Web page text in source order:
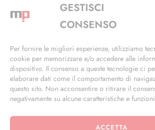
GESTISCI
CONSENSO
Per fornire le migliori esperienze, utilizziamo
cookie per memorizzare e/o accedere alle
dispositivo. Il consenso a queste tecnologie ci
elaborare dati come il comportamento di
questo sito. Non acconsentire o ritirare il
negativamente su alcune caratteristiche e
ACCETTA
Via Alfieri, 27 - Trezzano Sul
+39 02 4846 3155
info@masterphil.it